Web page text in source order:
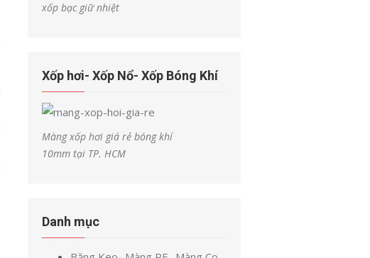
xốp bạc giữ nhiệt
Xốp hơi- Xốp Nổ- Xốp Bóng Khí
Màng xốp hơi giá rẻ bóng khí
10mm tại TP. HCM
Danh mục